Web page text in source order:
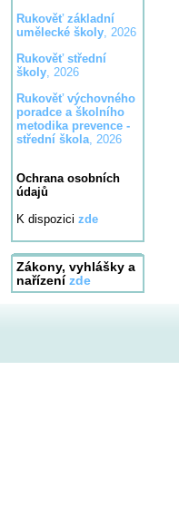
Rukověť základní
umělecké školy, 2026
Rukověť střední
školy, 2026
Rukověť výchovného
poradce a školního
metodika prevence -
střední škola, 2026
Ochrana osobních
údajů
K dispozici zde
Zákony, vyhlášky a
nařízení zde